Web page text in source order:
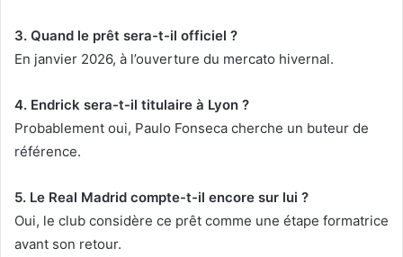
3. Quand le prêt sera-t-il officiel ?
En janvier 2026, à l’ouverture du mercato hivernal.
4. Endrick sera-t-il titulaire à Lyon ?
Probablement oui, Paulo Fonseca cherche un buteur de
référence.
5. Le Real Madrid compte-t-il encore sur lui ?
Oui, le club considère ce prêt comme une étape formatrice
avant son retour.